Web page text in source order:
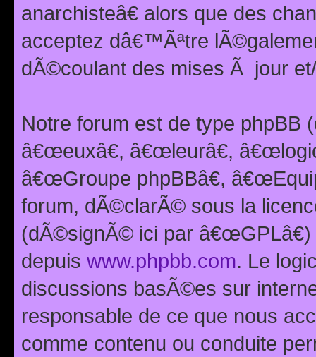
anarchisteâ€ alors que des
acceptez dâ€™Ãªtre
dÃ©coulant des mises Ã jour
Notre forum est de type phpBB
â€œeuxâ€, â€œleurâ€,
â€œGroupe phpBBâ€,
forum, dÃ©clarÃ© sous la
(dÃ©signÃ© ici par
depuis www.phpbb.com. Le
discussions basÃ©es sur
responsable de ce que nous
comme contenu ou conduite